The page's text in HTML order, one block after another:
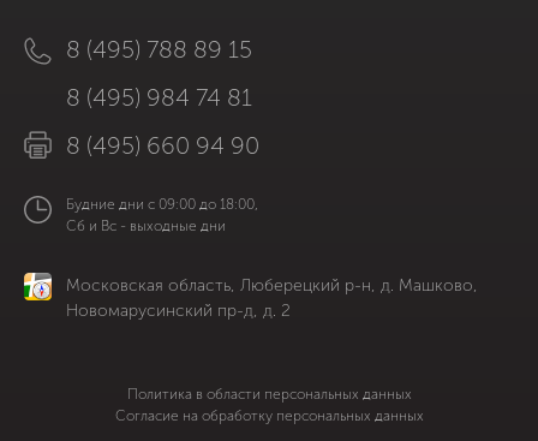
8 (495) 788 89 15
8 (495) 984 74 81
8 (495) 660 94 90
Будние дни с 09:00 до 18:00,
Сб и Вс - выходные дни
Московская область, Люберецкий р-н, д. Машково,
Новомарусинский пр-д, д. 2
Политика в области персональных данных
Согласие на обработку персональных данных